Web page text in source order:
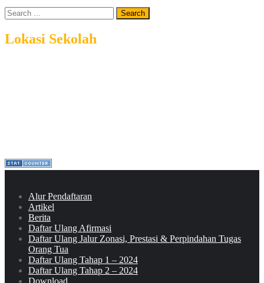
Lokasi Sekolah
Alur Pendaftaran
Artikel
Berita
Daftar Ulang Afirmasi
Daftar Ulang Jalur Zonasi, Prestasi & Perpindahan Tugas
Orang Tua
Daftar Ulang Tahap 1 – 2024
Daftar Ulang Tahap 2 – 2024
Download